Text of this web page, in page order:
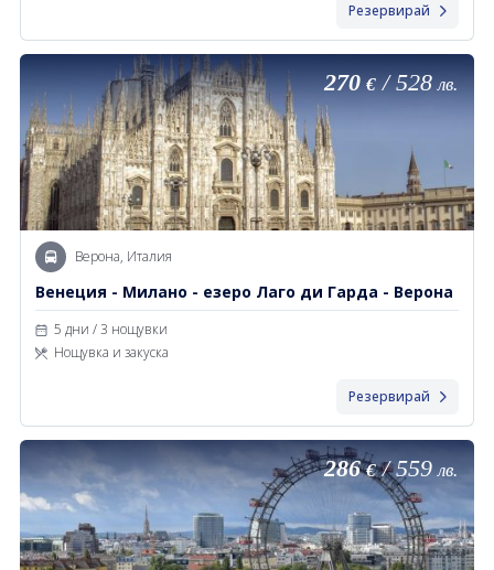
Резервирай
270 €/528 лв.
Верона, Италия
Венеция - Милано - езеро Лаго ди Гарда - Верона
5 дни / 3 нощувки
Нощувка и закуска
Резервирай
286 €/559 лв.